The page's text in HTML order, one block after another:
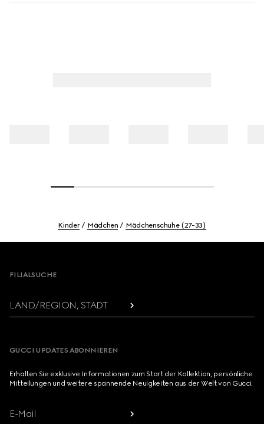
Kinder Mädchen Mädchenschuhe (27-33)
FILIALSUCHE
LAND/REGION, STADT
GUCCI UPDATES ABONNIEREN
Erhalten Sie exklusive Informationen zum Start der Kollektion, persönliche
Mitteilungen und weitere spannende Neuigkeiten aus der Welt von Gucci.
E-Mail